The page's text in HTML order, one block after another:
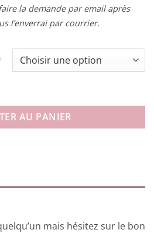
la demande par email après
l’enverrai par courrier.
AU PANIER
mais hésitez sur le bon